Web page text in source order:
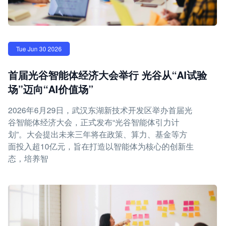
Tue Jun 30 2026
首届光谷智能体经济大会举行 光谷从“AI试验
场”迈向“AI价值场”
2026年6月29日，武汉东湖新技术开发区举办首届光
谷智能体经济大会，正式发布“光谷智能体引力计
划”。大会提出未来三年将在政策、算力、基金等方
面投入超10亿元，旨在打造以智能体为核心的创新生
态，培养智